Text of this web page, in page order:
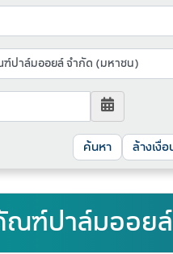
ล้างเงื่อ
ฑ์ปาล์มออย